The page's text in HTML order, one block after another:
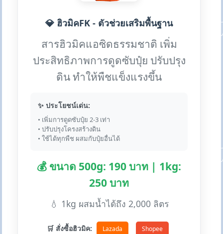
💎 ฮิวมิคFK - ตัวช่วยเสริมพื้นฐาน
สารฮิวมิคแอซิดธรรมชาติ เพิ่ม
ประสิทธิภาพการดูดซับปุ๋ย ปรับปรุง
ดิน ทำให้พืชแข็งแรงขึ้น
✨ ประโยชน์เด่น:
• เพิ่มการดูดซับปุ๋ย 2-3 เท่า
• ปรับปรุงโครงสร้างดิน
• ใช้ได้ทุกพืช ผสมกับปุ๋ยอื่นได้
💰 ขนาด 500g: 190 บาท | 1kg:
250 บาท
💧 1kg ผสมน้ำได้ถึง 2,000 ลิตร
🛒 สั่งซื้อฮิวมิค: Lazada Shopee